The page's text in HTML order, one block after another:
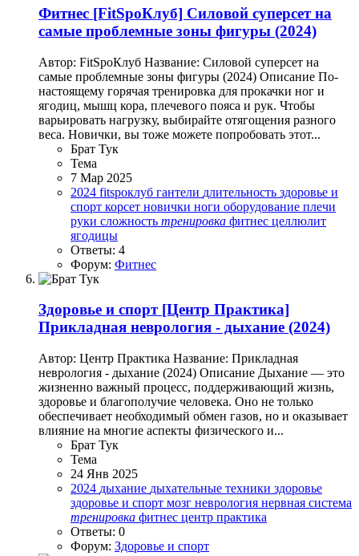
Фитнес [FitSpoКлуб] Силовой суперсет на
самые проблемные зоны фигуры (2024)
Автор: FitSpoКлуб Название: Силовой суперсет на
самые проблемные зоны фигуры (2024) Описание По-
настоящему горячая тренировка для прокачки ног и
ягодиц, мышц кора, плечевого пояса и рук. Чтобы
варьировать нагрузку, выбирайте отягощения разного
веса. Новички, вы тоже можете попробовать этот...
Брат Тук
Тема
7 Мар 2025
2024 fitspoклуб гантели длительность здоровье и
спорт корсет новички ноги оборудование плечи
руки сложность тренировка фитнес целлюлит
ягодицы
Ответы: 4
Форум: Фитнес
Здоровье и спорт [Центр Практика]
Прикладная неврология - дыхание (2024)
Автор: Центр Практика Название: Прикладная
неврология - дыхание (2024) Описание Дыхание — это
жизненно важный процесс, поддерживающий жизнь,
здоровье и благополучие человека. Оно не только
обеспечивает необходимый обмен газов, но и оказывает
влияние на многие аспекты физического и...
Брат Тук
Тема
24 Янв 2025
2024 дыхание дыхательные техники здоровье
здоровье и спорт мозг неврология нервная система
тренировка фитнес центр практика
Ответы: 0
Форум: Здоровье и спорт